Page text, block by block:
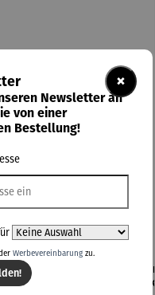
BBQ
- 3tlg
×
Newsletter an
von einer
Bestellung!
Werbevereinbarungzu.